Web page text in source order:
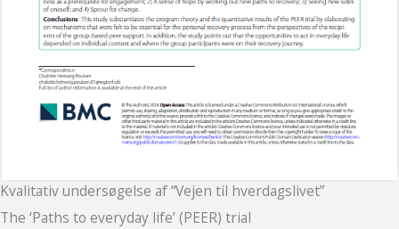
Kvalitativ undersøgelse af “Vejen til hverdagslivet”
The ‘Paths to everyday life’ (PEER) trial